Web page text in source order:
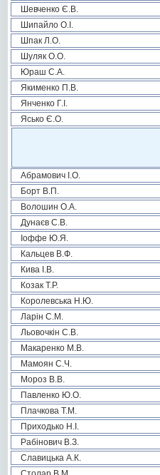
Шевченко Є.В.
Шипайло О.І.
Шпак Л.О.
Шуляк О.О.
Юраш С.А.
Якименко П.В.
Янченко Г.І.
Ясько Є.О.
Абрамович І.О.
Борт В.П.
Волошин О.А.
Дунаєв С.В.
Іоффе Ю.Я.
Кальцев В.Ф.
Кива І.В.
Козак Т.Р.
Королевська Н.Ю.
Ларін С.М.
Льовочкін С.В.
Макаренко М.В.
Мамоян С.Ч.
Мороз В.В.
Павленко Ю.О.
Плачкова Т.М.
Приходько Н.І.
Рабінович В.З.
Славицька А.К.